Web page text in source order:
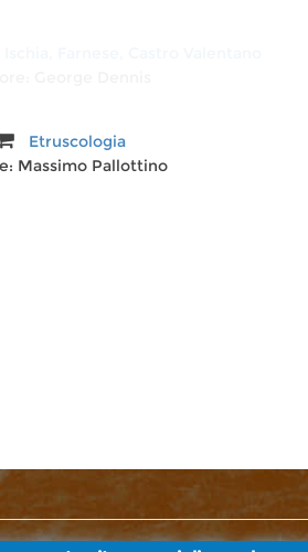
Etruscologia
Massimo Pallottino